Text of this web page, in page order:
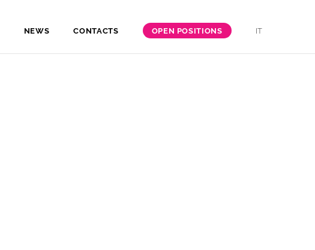
NEWS CONTACTS OPEN POSITIONS IT